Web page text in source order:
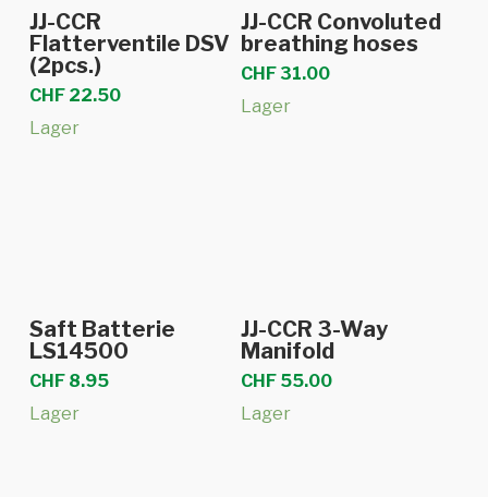
In den Warenkorb
JJ-CCR
Flatterventile DSV
(2pcs.)
CHF22.50
Lager
In den Warenkorb
JJ-CCR Convoluted
breathing hoses
CHF31.00
Lager
In den Warenkorb
Saft Batterie
LS14500
CHF8.95
Lager
In den Warenkorb
JJ-CCR 3-Way
Manifold
CHF 55.00
Lager